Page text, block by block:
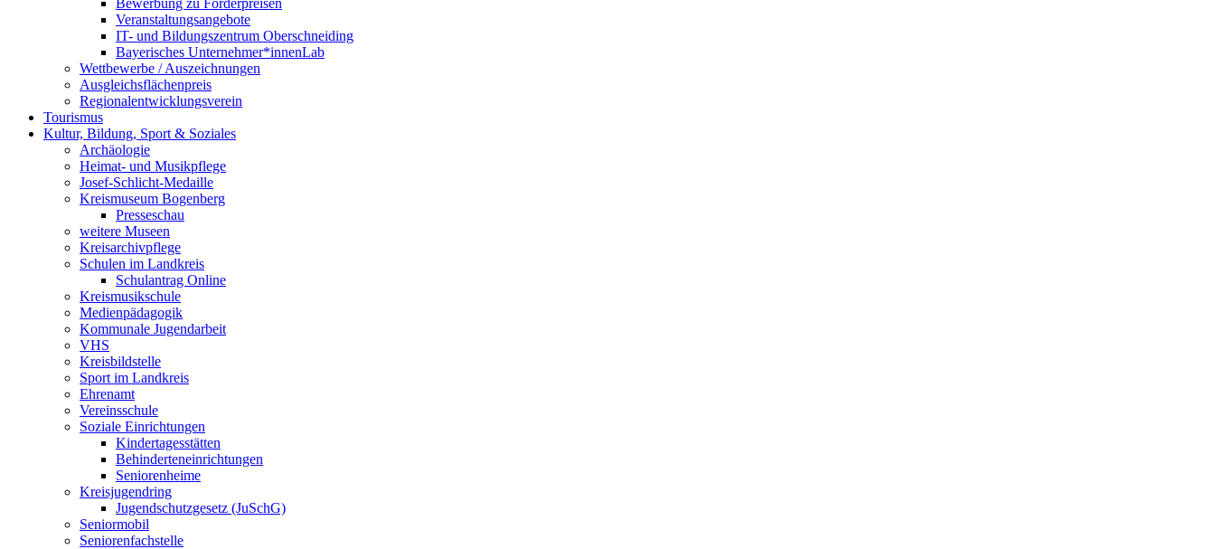
Bewerbung zu Förderpreisen
Veranstaltungsangebote
IT- und Bildungszentrum Oberschneiding
Bayerisches Unternehmer*innenLab
Wettbewerbe / Auszeichnungen
Ausgleichsflächenpreis
Regionalentwicklungsverein
Tourismus
Kultur, Bildung, Sport & Soziales
Archäologie
Heimat- und Musikpflege
Josef-Schlicht-Medaille
Kreismuseum Bogenberg
Presseschau
weitere Museen
Kreisarchivpflege
Schulen im Landkreis
Schulantrag Online
Kreismusikschule
Medienpädagogik
Kommunale Jugendarbeit
VHS
Kreisbildstelle
Sport im Landkreis
Ehrenamt
Vereinsschule
Soziale Einrichtungen
Kindertagesstätten
Behinderteneinrichtungen
Seniorenheime
Kreisjugendring
Jugendschutzgesetz (JuSchG)
Seniormobil
Seniorenfachstelle